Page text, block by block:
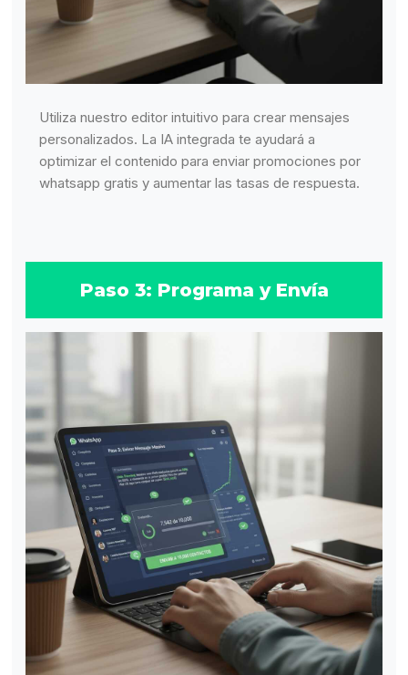
Utiliza nuestro editor intuitivo para crear mensajes
personalizados. La IA integrada te ayudará a
optimizar el contenido para enviar promociones por
whatsapp gratis y aumentar las tasas de respuesta.
Paso 3: Programa y Envía